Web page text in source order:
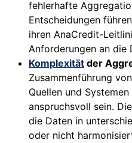
fehlerhafte
Entscheidungen
ihren AnaCredit-
Anforderungen an die
Komplexität der
Zusammenführung
Quellen und
anspruchsvoll sein.
die Daten in
oder nicht